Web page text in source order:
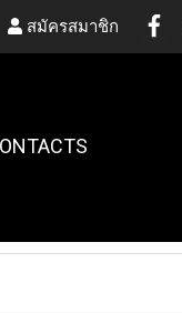
สมัครสมาชิก